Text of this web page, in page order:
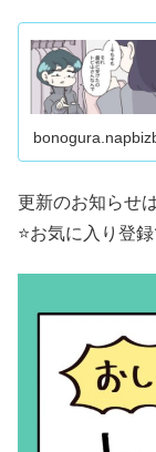
更新のお知らせ
⭐️お気に入り登